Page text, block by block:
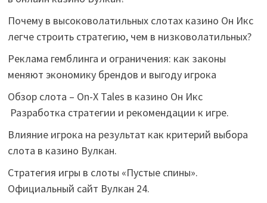
Почему в высоковолатильных слотах казино Он Икс
легче строить стратегию, чем в низковолатильных?
Реклама гемблинга и ограничения: как законы
меняют экономику брендов и выгоду игрока
Обзор слота – On-X Tales в казино Он Икс
Разработка стратегии и рекомендации к игре.
Влияние игрока на результат как критерий выбора
слота в казино Вулкан.
Стратегия игры в слоты «Пустые спины».
Официальный сайт Вулкан 24.